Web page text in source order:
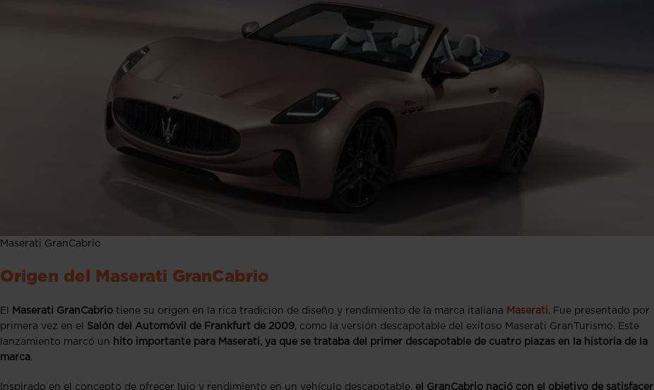
Maserati GranCabrio
Origen del Maserati GranCabrio
El Maserati GranCabrio tiene su origen en la rica tradición de diseño y rendimiento de la marca italiana Maserati. Fue presentado por
primera vez en el Salón del Automóvil de Frankfurt de 2009, como la versión descapotable del exitoso Maserati GranTurismo. Este
lanzamiento marcó un hito importante para Maserati, ya que se trataba del primer descapotable de cuatro plazas en la historia de la
marca.
Inspirado en el concepto de ofrecer lujo y rendimiento en un vehículo descapotable, el GranCabrio nació con el objetivo de satisfacer